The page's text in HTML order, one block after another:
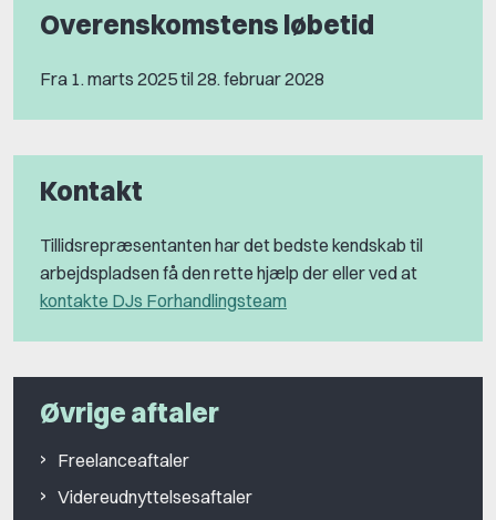
Overenskomstens løbetid
Fra 1. marts 2025 til 28. februar 2028
Kontakt
Tillidsrepræsentanten har det bedste kendskab til
arbejdspladsen få den rette hjælp der eller ved at
kontakte DJs Forhandlingsteam
Øvrige aftaler
Freelanceaftaler
Videreudnyttelsesaftaler